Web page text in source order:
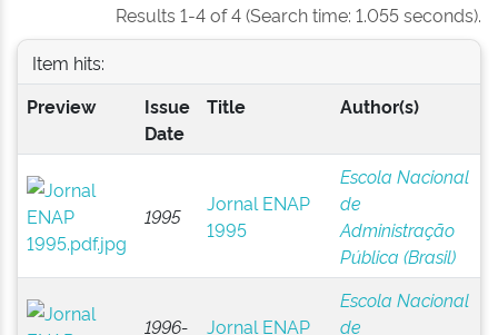
Results 1-4 of 4 (Search time: 1.055 seconds).
Item hits:
Preview
Issue
Date
Title Author(s)
1995
Jornal ENAP
1995
Escola Nacional
de
Administração
Pública (Brasil)
1996-
Jornal ENAP
Escola Nacional
de